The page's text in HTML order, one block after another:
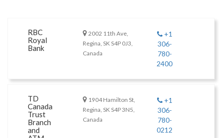
RBC
Royal
Bank
2002 11th Ave,
Regina, SK S4P 0J3,
Canada
+1
306-
780-
2400
TD
Canada
Trust
Branch
and
1904 Hamilton St,
Regina, SK S4P 3N5,
Canada
+1
306-
780-
0212